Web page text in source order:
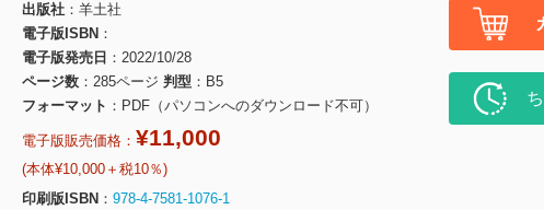
出版社
羊土社
電子版ISBN
電子版発売日
2022/10/28
ページ数
285ページ 判型
B5
フォーマット
PDF（パソコンへのダウンロード不可）
電子版販売価格： ¥11,000
(本体¥10,000＋税10％)
印刷版ISBN
978-4-7581-1076-1